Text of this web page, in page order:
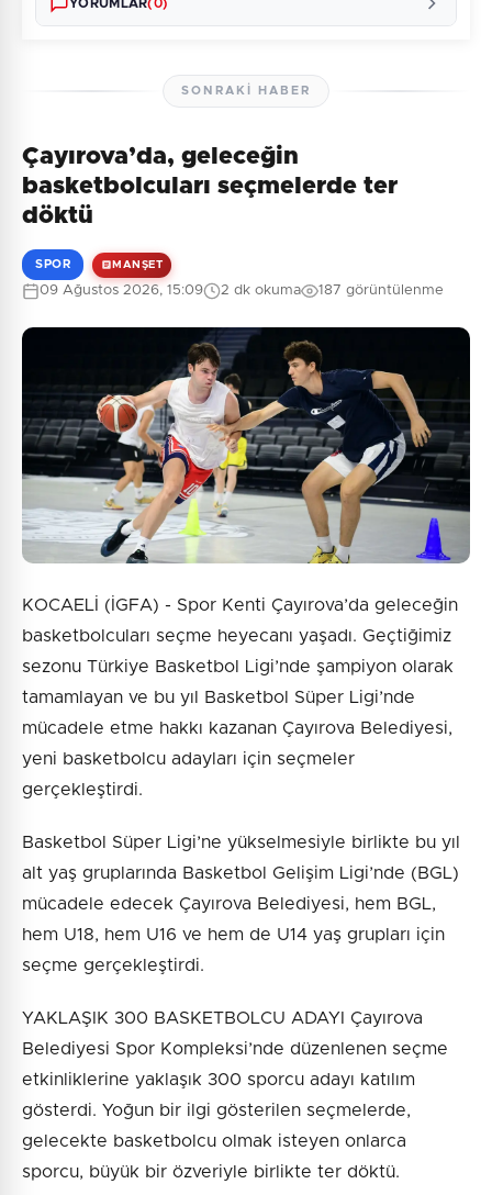
Güvenlik Sorusu:
7 + 1 = ?
Gönder
YORUMLAR(0)
Henüz yorum yapılmamış. İlk yorumu siz yapın!
SONRAKI HABER
Çayırova’da, geleceğin
basketbolcuları seçmelerde ter
döktü
SPOR MANŞET
09 Ağustos 2026, 15:09 2 dk okuma 187 görüntülenme
KOCAELİ (İGFA) - Spor Kenti Çayırova’da geleceğin
basketbolcuları seçme heyecanı yaşadı. Geçtiğimiz
sezonu Türkiye Basketbol Ligi’nde şampiyon olarak
tamamlayan ve bu yıl Basketbol Süper Ligi’nde
mücadele etme hakkı kazanan Çayırova Belediyesi,
yeni basketbolcu adayları için seçmeler
gerçekleştirdi.
Basketbol Süper Ligi’ne yükselmesiyle birlikte bu yıl
alt yaş gruplarında Basketbol Gelişim Ligi’nde (BGL)
mücadele edecek Çayırova Belediyesi, hem BGL,
hem U18, hem U16 ve hem de U14 yaş grupları için
seçme gerçekleştirdi.
YAKLAŞIK 300 BASKETBOLCU ADAYI Çayırova
Belediyesi Spor Kompleksi’nde düzenlenen seçme
etkinliklerine yaklaşık 300 sporcu adayı katılım
gösterdi. Yoğun bir ilgi gösterilen seçmelerde,
gelecekte basketbolcu olmak isteyen onlarca
sporcu, büyük bir özveriyle birlikte ter döktü.